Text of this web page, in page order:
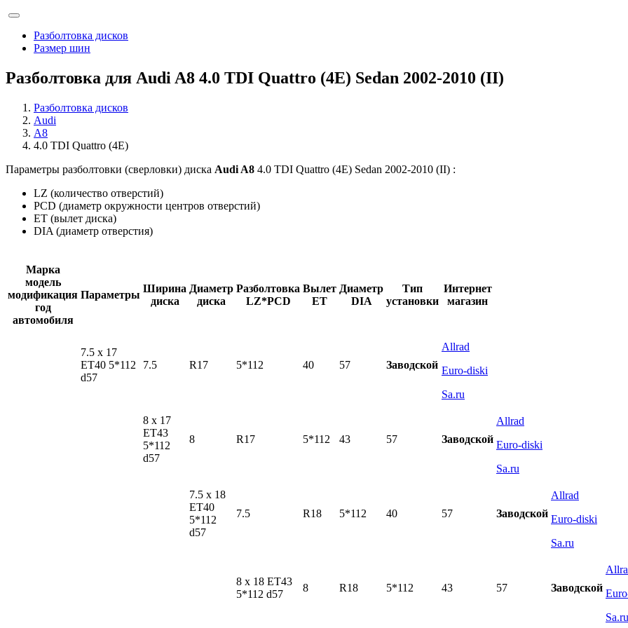
Разболтовка дисков
Размер шин
Разболтовка для Audi A8 4.0 TDI Quattro (4E) Sedan 2002-2010 (II)
Разболтовка дисков
Audi
A8
4.0 TDI Quattro (4E)
Параметры разболтовки (сверловки) диска Audi A8 4.0 TDI Quattro (4E) Sedan 2002-2010 (II) :
LZ (количество отверстий)
PCD (диаметр окружности центров отверстий)
ET (вылет диска)
DIA (диаметр отверстия)
Марка
модель
модификация
год
автомобиля
Параметры
Ширина
диска
Диаметр
диска
Разболтовка
LZ*PCD
Вылет
ET
Диаметр
DIA
Тип
установки
Интернет
магазин
7.5 x 17
ET40 5*112
d57
7.5 R17 5*112 40 57 Заводской
Allrad
Euro-diski
Sa.ru
8 x 17
ET43
5*112
d57
8 R17 5*112 43 57 Заводской
Allrad
Euro-diski
Sa.ru
7.5 x 18
ET40
5*112
d57
7.5 R18 5*112 40 57 Заводской
Allrad
Euro-diski
Sa.ru
8 x 18 ET43
5*112 d57
8 R18 5*112 43 57 Заводской
Sa.ru